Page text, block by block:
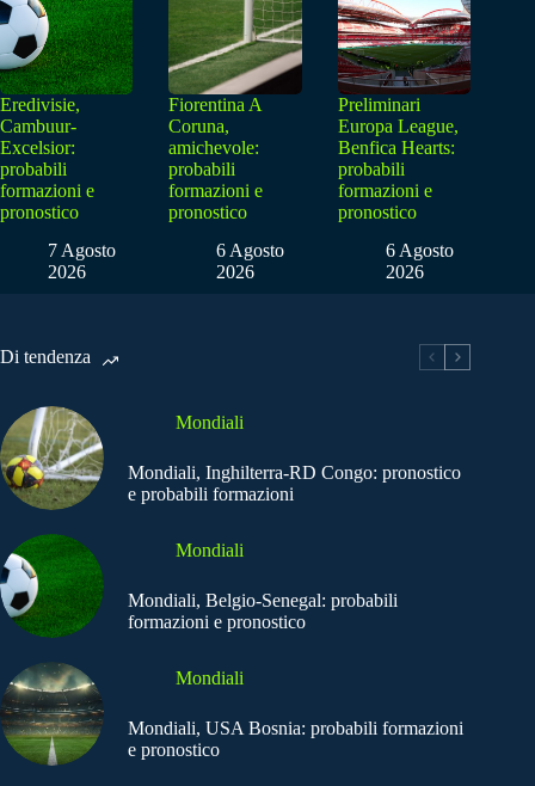
Eredivisie,
Cambuur-
Excelsior:
probabili
formazioni e
pronostico
7 Agosto
2026
Fiorentina A
Coruna,
amichevole:
probabili
formazioni e
pronostico
6 Agosto
2026
Preliminari
Europa League,
Benfica Hearts:
probabili
formazioni e
pronostico
6 Agosto
2026
Di tendenza
Mondiali
Mondiali, Inghilterra-RD Congo: pronostico
e probabili formazioni
Mondiali
Mondiali, Belgio-Senegal: probabili
formazioni e pronostico
Mondiali
Mondiali, USA Bosnia: probabili formazioni
e pronostico